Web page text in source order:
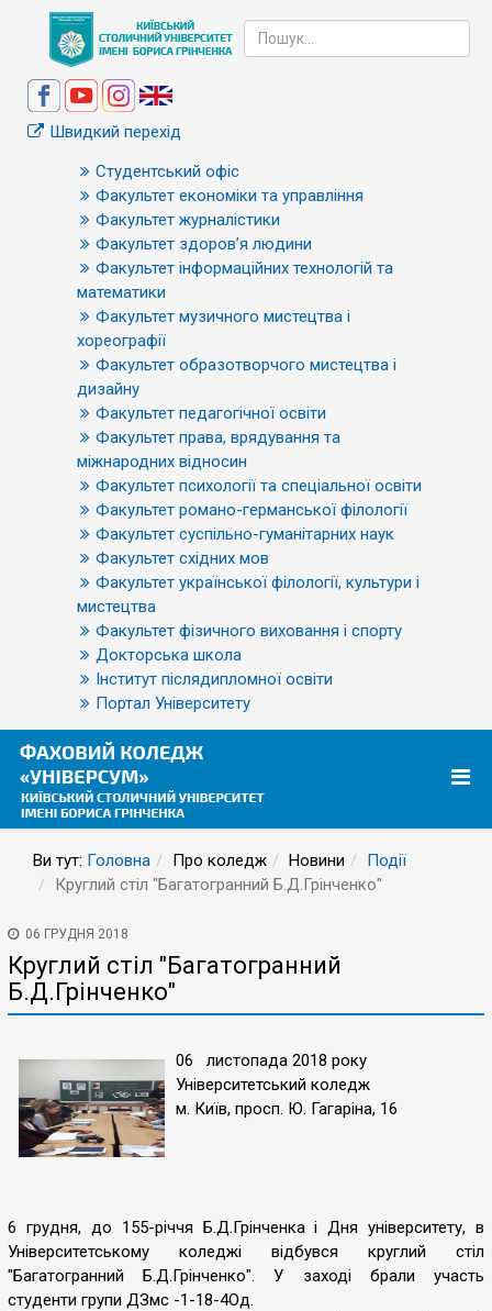
Швидкий перехід
Студентський офіс
Факультет економіки та управління
Факультет журналістики
Факультет здоров’я людини
Факультет інформаційних технологій та
математики
Факультет музичного мистецтва і
хореографії
Факультет образотворчого мистецтва і
дизайну
Факультет педагогічної освіти
Факультет права, врядування та
міжнародних відносин
Факультет психології та спеціальної освіти
Факультет романо-германської філології
Факультет суспільно-гуманітарних наук
Факультет східних мов
Факультет української філології, культури і
мистецтва
Факультет фізичного виховання і спорту
Докторська школа
Інститут післядипломної освіти
Портал Університету
Ви тут: Головна Про коледж Новини
Події
Круглий стіл "Багатогранний Б.Д.Грінченко"
06 ГРУДНЯ 2018
Круглий стіл "Багатогранний
Б.Д.Грінченко"
06 листопада 2018 року
Університетський коледж
м. Київ, просп. Ю. Гагаріна, 16
6 грудня, до 155-річчя Б.Д.Грінченка і Дня університету, в
Університетському коледжі відбувся круглий стіл
"Багатогранний Б.Д.Грінченко". У заході брали участь
студенти групи ДЗмс -1-18-4Од.